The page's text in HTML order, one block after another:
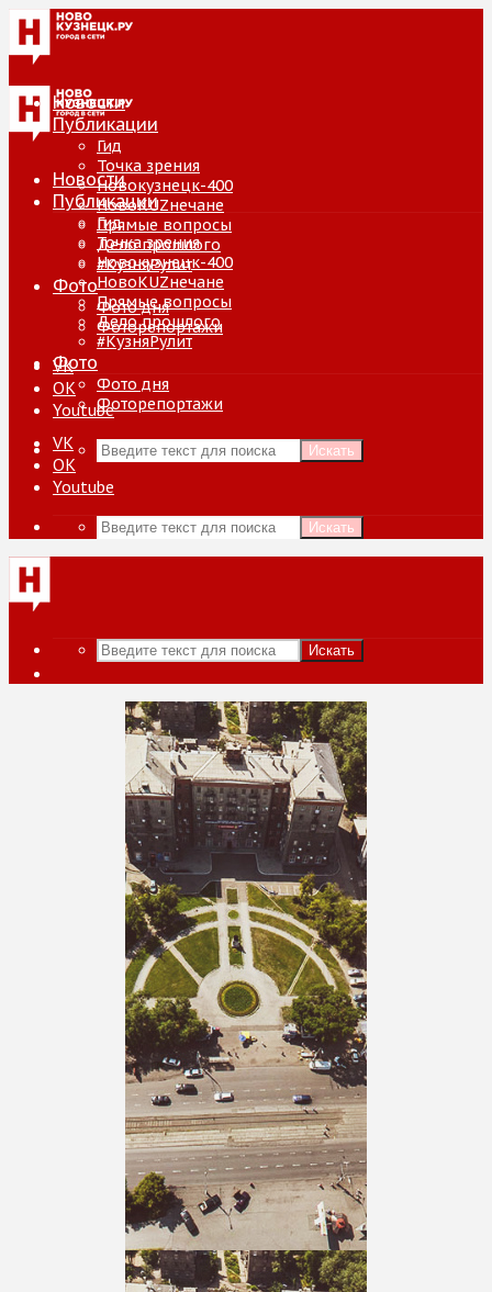
Новости
Публикации
Гид
Точка зрения
Новокузнецк-400
НовоKUZнечане
Прямые вопросы
Дело прошлого
#КузняРулит
Фото
Фото дня
Фоторепортажи
VK
ОК
Youtube
Искать
Новости
Публикации
Гид
Точка зрения
Новокузнецк-400
НовоKUZнечане
Прямые вопросы
Дело прошлого
#КузняРулит
Фото
Фото дня
Фоторепортажи
VK
ОК
Youtube
Искать
Искать